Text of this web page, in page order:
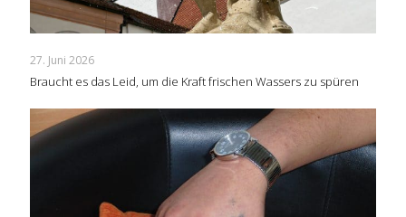
27. Juni 2026
Braucht es das Leid, um die Kraft frischen Wassers zu spüren